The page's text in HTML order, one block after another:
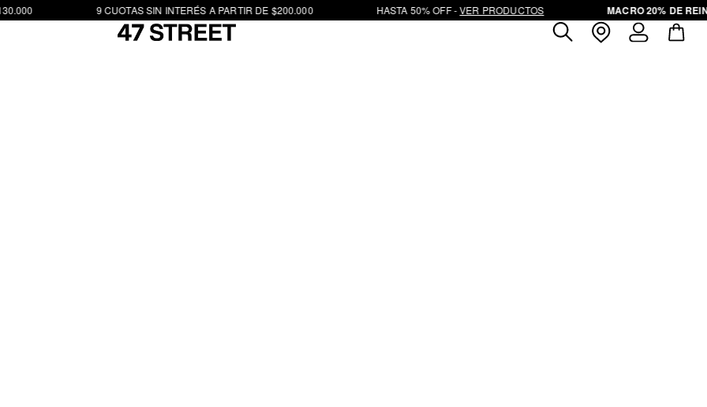
9 CUOTAS SIN INTERÉS A PARTIR DE $200.000 HASTA 50% OFF - VER PRODUCTOS MACRO 20% DE